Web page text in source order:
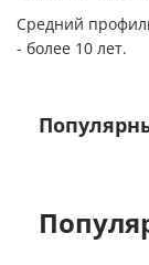
Средний
- более 10 лет.